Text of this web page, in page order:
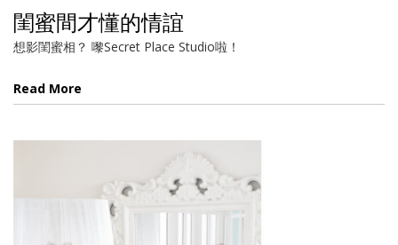
閨蜜間才懂的情誼
想影閨蜜相？ 嚟Secret Place Studio啦！
Read More